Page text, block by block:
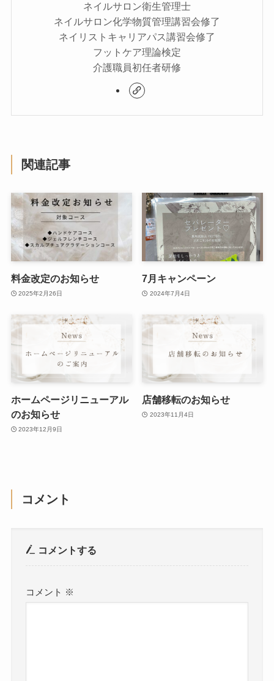
ネイルサロン衛生管理士
ネイルサロン化学物質管理講習会修了
ネイリストキャリアパス講習会修了
フットケア理論検定
介護職員初任者研修
関連記事
料金改定のお知らせ
2025年2月26日
7月キャンペーン
2024年7月4日
ホームページリニューアル
のお知らせ
2023年12月9日
店舗移転のお知らせ
2023年11月4日
コメント
コメントする
コメント ※